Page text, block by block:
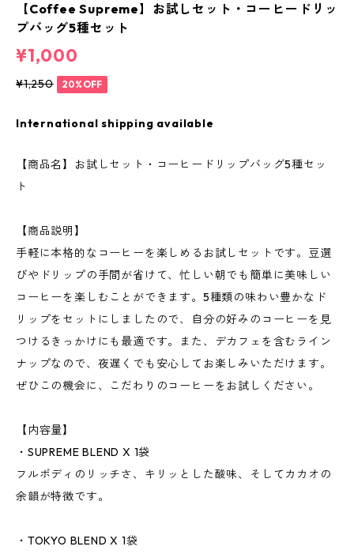
【Coffee Supreme】お試しセット・コーヒードリッ
プバッグ5種セット
¥1,000
¥1,250 20%OFF
International shipping available
【商品名】お試しセット・コーヒードリップバッグ5種セッ
ト
【商品説明】
手軽に本格的なコーヒーを楽しめるお試しセットです。豆選
びやドリップの手間が省けて、忙しい朝でも簡単に美味しい
コーヒーを楽しむことができます。5種類の味わい豊かなド
リップをセットにしましたので、自分の好みのコーヒーを見
つけるきっかけにも最適です。また、デカフェを含むライン
ナップなので、夜遅くでも安心してお楽しみいただけます。
ぜひこの機会に、こだわりのコーヒーをお試しください。
【内容量】
・SUPREME BLEND X 1袋
フルボディのリッチさ、キリッとした酸味、そしてカカオの
余韻が特徴です。
・TOKYO BLEND X 1袋